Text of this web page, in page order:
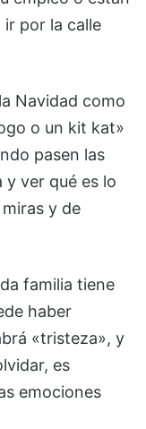
ir por la calle
Navidad como
o un kit kat»
pasen las
y ver qué es lo
y de
familia tiene
haber
«tristeza», y
es
emociones